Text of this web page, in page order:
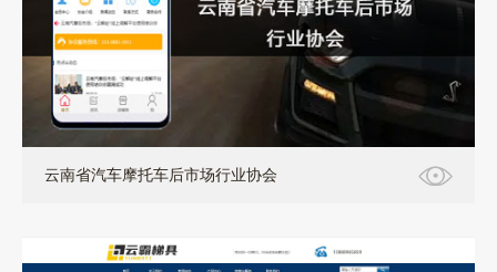
小程序
云南省汽车摩托车后市场行业协会